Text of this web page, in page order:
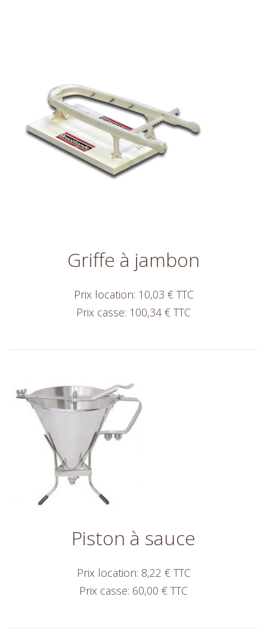
Griffe à jambon
Prix location: 10,03 € TTC
Prix casse: 100,34 € TTC
Piston à sauce
Prix location: 8,22 € TTC
Prix casse: 60,00 € TTC